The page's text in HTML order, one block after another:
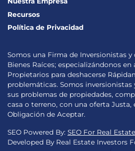
Recursos
Política de Privacidad
Somos una Firma de Inversionistas
Bienes Raíces; especializándonos en
Propietarios para deshacerse
problemáticas. Somos inversionistas
sus problemas de propiedades,
casa o terreno, con una oferta Justa,
Obligación de Aceptar.
SEO Powered By: SEO For Real
Developed By Real Estate Investors